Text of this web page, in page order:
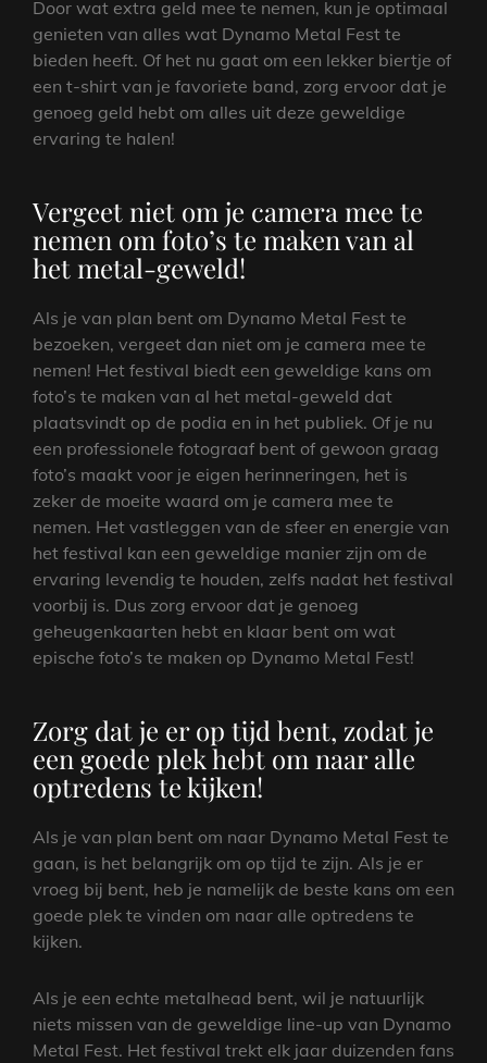
Door wat extra geld mee te nemen, kun je optimaal
genieten van alles wat Dynamo Metal Fest te
bieden heeft. Of het nu gaat om een lekker biertje of
een t-shirt van je favoriete band, zorg ervoor dat je
genoeg geld hebt om alles uit deze geweldige
ervaring te halen!
Vergeet niet om je camera mee te
nemen om foto’s te maken van al
het metal-geweld!
Als je van plan bent om Dynamo Metal Fest te
bezoeken, vergeet dan niet om je camera mee te
nemen! Het festival biedt een geweldige kans om
foto’s te maken van al het metal-geweld dat
plaatsvindt op de podia en in het publiek. Of je nu
een professionele fotograaf bent of gewoon graag
foto’s maakt voor je eigen herinneringen, het is
zeker de moeite waard om je camera mee te
nemen. Het vastleggen van de sfeer en energie van
het festival kan een geweldige manier zijn om de
ervaring levendig te houden, zelfs nadat het festival
voorbij is. Dus zorg ervoor dat je genoeg
geheugenkaarten hebt en klaar bent om wat
epische foto’s te maken op Dynamo Metal Fest!
Zorg dat je er op tijd bent, zodat je
een goede plek hebt om naar alle
optredens te kijken!
Als je van plan bent om naar Dynamo Metal Fest te
gaan, is het belangrijk om op tijd te zijn. Als je er
vroeg bij bent, heb je namelijk de beste kans om een
goede plek te vinden om naar alle optredens te
kijken.
Als je een echte metalhead bent, wil je natuurlijk
niets missen van de geweldige line-up van Dynamo
Metal Fest. Het festival trekt elk jaar duizenden fans